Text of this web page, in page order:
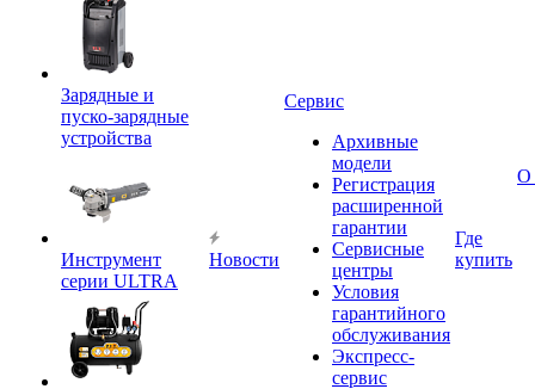
Зарядные и
пуско-зарядные
устройства
Инструмент
серии ULTRA
Новости
Сервис
Архивные
модели
Регистрация
расширенной
гарантии
Сервисные
центры
Условия
гарантийного
обслуживания
Экспресс-
сервис
Где
купить
О